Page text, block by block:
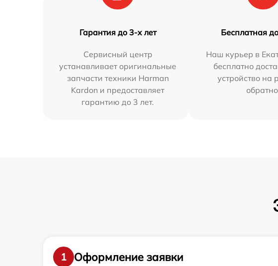
Гарантия до 3-х лет
Сервисный центр
устанавливает оригинальные
запчасти техники Harman
Kardon и предоставляет
гарантию до 3 лет.
Бесплатная
Наш курьер в
бесплатно
устройство на
1
Оформление заявки